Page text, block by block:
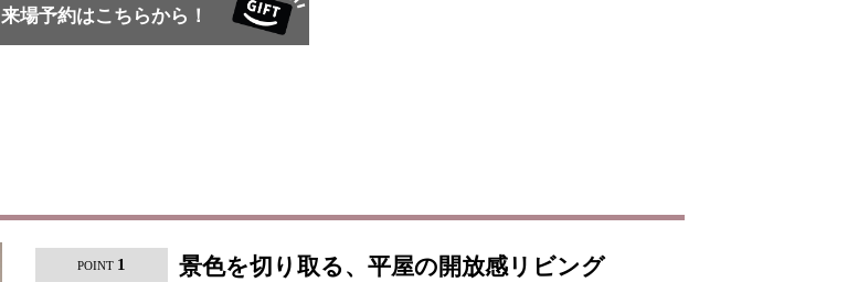
来場予約はこちらから！
POINT 1 景色を切り取る、平屋の開放感リビング